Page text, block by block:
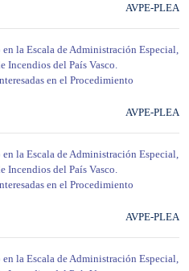
AVPE-PLEA
la Escala de Administración Especial,
del País Vasco.
en el Procedimiento
AVPE-PLEA
la Escala de Administración Especial,
del País Vasco.
en el Procedimiento
AVPE-PLEA
la Escala de Administración Especial,